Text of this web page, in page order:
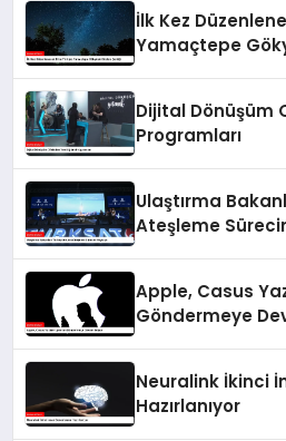
İlk Kez
Yamaçtepe
Dijital Dönüşüm
Programları
Ulaştırma
Ateşleme
Apple, Casus
Göndermeye
Neuralink İkinci
Hazırlanıyor